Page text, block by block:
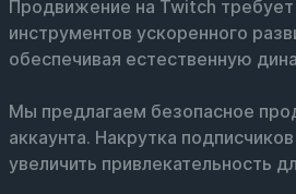
Продвижение на Twitch требует
инструментов ускоренного
обеспечивая естественную
Мы предлагаем безопасное
аккаунта. Накрутка
увеличить привлекательность